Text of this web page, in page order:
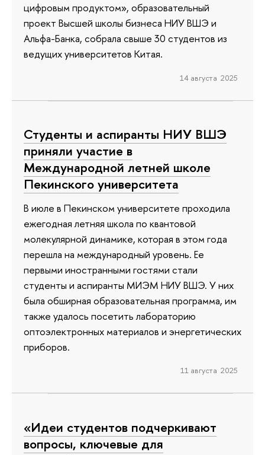
цифровым продуктом», образовательный
проект Высшей школы бизнеса НИУ ВШЭ и
Альфа-Банка, собрала свыше 30 студентов из
ведущих университетов Китая.
14 августа 2025
Студенты и аспиранты НИУ ВШЭ
приняли участие в
Международной летней школе
Пекинского университета
В июле в Пекинском университете проходила
ежегодная летняя школа по квантовой
молекулярной динамике, которая в этом года
перешла на международный уровень. Ее
первыми иностранными гостями стали
студенты и аспиранты МИЭМ НИУ ВШЭ. У них
была обширная образовательная программа, им
также удалось посетить лабораторию
оптоэлектронных материалов и энергетических
приборов.
11 августа 2025
«Идеи студентов подчеркивают
вопросы, ключевые для